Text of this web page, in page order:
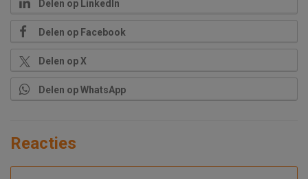
Delen op LinkedIn
Delen op Facebook
Delen op X
Delen op WhatsApp
Reacties